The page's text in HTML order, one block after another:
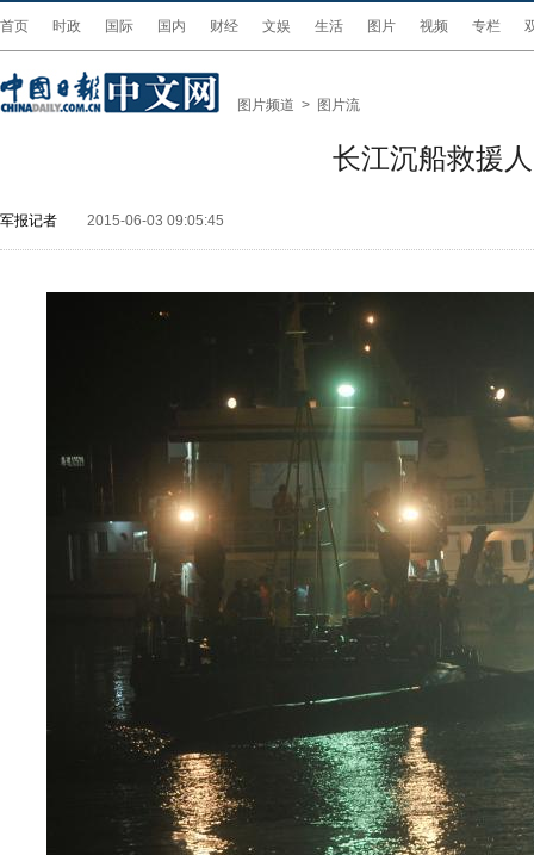
首页 时政 国际 国内 财经 文娱 生活 图片 视频 专栏
图片频道 > 图片流
长江沉船救援
军报记者 2015-06-03 09:05:45